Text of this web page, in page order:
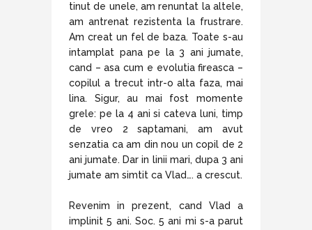
tinut de unele, am renuntat la altele,
am antrenat rezistenta la frustrare.
Am creat un fel de baza. Toate s-au
intamplat pana pe la 3 ani jumate,
cand – asa cum e evolutia fireasca –
copilul a trecut intr-o alta faza, mai
lina. Sigur, au mai fost momente
grele: pe la 4 ani si cateva luni, timp
de vreo 2 saptamani, am avut
senzatia ca am din nou un copil de 2
ani jumate. Dar in linii mari, dupa 3 ani
jumate am simtit ca Vlad…. a crescut.
Revenim in prezent, cand Vlad a
implinit 5 ani. Soc. 5 ani mi s-a parut